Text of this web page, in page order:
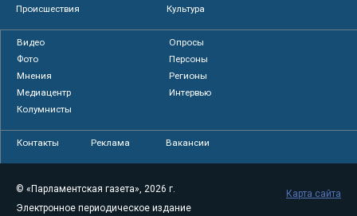
Происшествия
Культура
Видео
Опросы
Фото
Персоны
Мнения
Регионы
Медиацентр
Интервью
Колумнисты
Контакты Реклама Вакансии
© «Парламентская газета», 2026 г.
Электронное периодическое издание
Карта сайта